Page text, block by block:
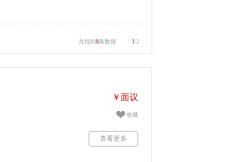
共找到 8条数据 1/2
￥面议
收藏
查看更多